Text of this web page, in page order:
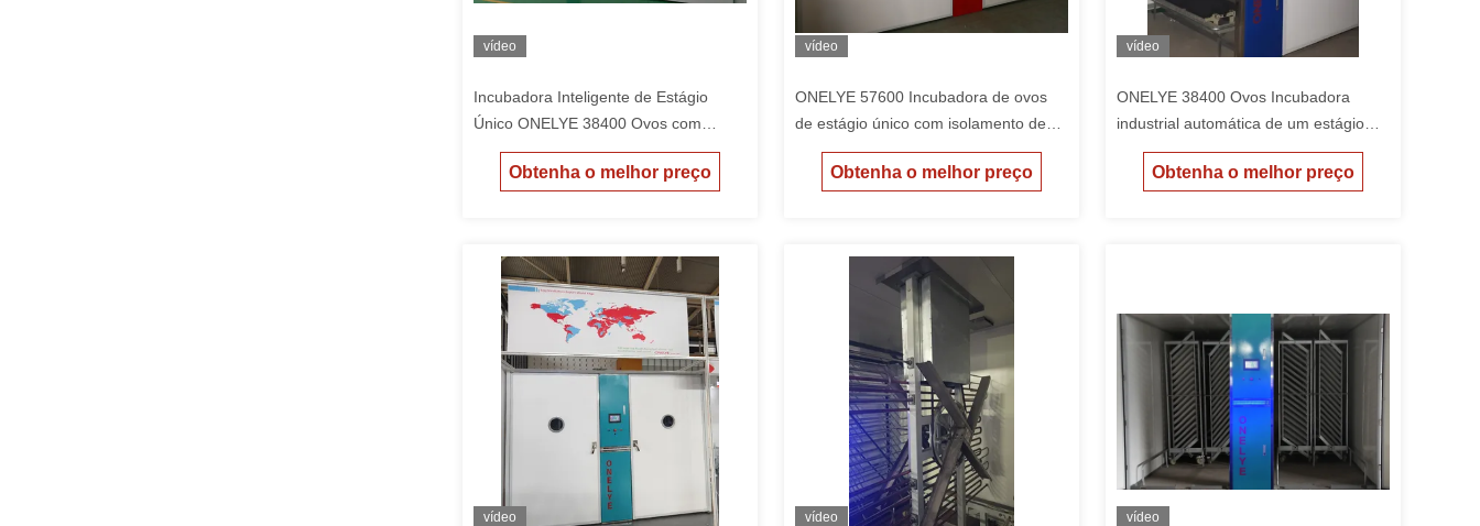
vídeo
Incubadora Inteligente de Estágio
Único ONELYE 38400 Ovos com
Sensores de Precisão Pt1000 e
Viragem Pneumática Simétrica
Obtenha o melhor preço
vídeo
ONELYE 57600 Incubadora de ovos
de estágio único com isolamento de
fibra de vidro de 75 mm e controlador
de tela sensível ao toque
Obtenha o melhor preço
vídeo
ONELYE 38400 Ovos Incubadora
industrial automática de um estágio
com rotação pneumática simétrica e
interface de ecrã táctil inteligente
Obtenha o melhor preço
vídeo vídeo vídeo